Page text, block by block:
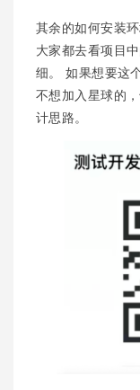
其余的如何安装
大家都去看项目
细。 如果想要这
不想加入星球的
计思路。